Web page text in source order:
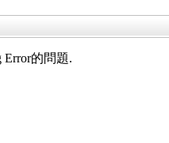
Error的問題.